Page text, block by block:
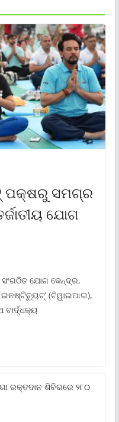
ପକ୍ଷରୁ ସମଗ୍ର
ଯୋଗ
ଯୋଗ କେନ୍ଦ୍ର,
ଇନଷ୍ଟିଚ୍ୟୁଟ୍‌’ (ଟିୱାଇଆଇ),
ରକ୍ତଦାନ ଶିବିରରେ ୨୮୦